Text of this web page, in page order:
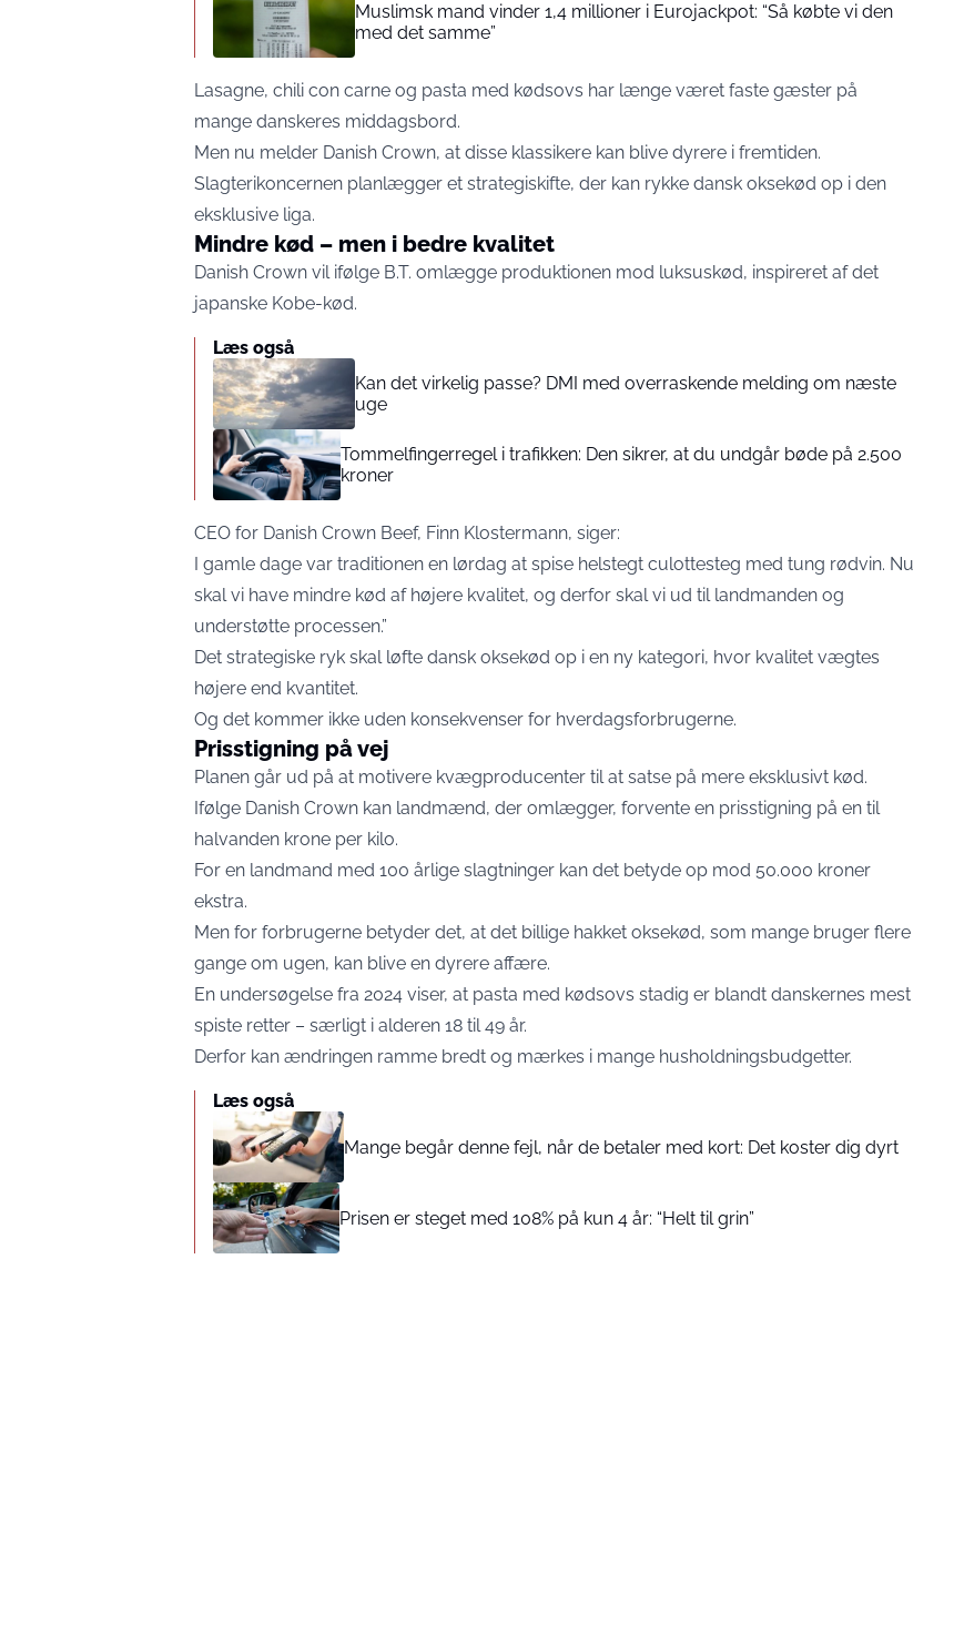
Muslimsk mand vinder 1,4 millioner i Eurojackpot: “Så købte vi den
med det samme”
Lasagne, chili con carne og pasta med kødsovs har længe været faste gæster på
mange danskeres middagsbord.
Men nu melder Danish Crown, at disse klassikere kan blive dyrere i fremtiden.
Slagterikoncernen planlægger et strategiskifte, der kan rykke dansk oksekød op i den
eksklusive liga.
Mindre kød – men i bedre kvalitet
Danish Crown vil ifølge B.T. omlægge produktionen mod luksuskød, inspireret af det
japanske Kobe-kød.
Læs også
Kan det virkelig passe? DMI med overraskende melding om næste
uge
Tommelfingerregel i trafikken: Den sikrer, at du undgår bøde på 2.500
kroner
CEO for Danish Crown Beef, Finn Klostermann, siger:
I gamle dage var traditionen en lørdag at spise helstegt culottesteg med tung rødvin. Nu
skal vi have mindre kød af højere kvalitet, og derfor skal vi ud til landmanden og
understøtte processen.”
Det strategiske ryk skal løfte dansk oksekød op i en ny kategori, hvor kvalitet vægtes
højere end kvantitet.
Og det kommer ikke uden konsekvenser for hverdagsforbrugerne.
Prisstigning på vej
Planen går ud på at motivere kvægproducenter til at satse på mere eksklusivt kød.
Ifølge Danish Crown kan landmænd, der omlægger, forvente en prisstigning på en til
halvanden krone per kilo.
For en landmand med 100 årlige slagtninger kan det betyde op mod 50.000 kroner
ekstra.
Men for forbrugerne betyder det, at det billige hakket oksekød, som mange bruger flere
gange om ugen, kan blive en dyrere affære.
En undersøgelse fra 2024 viser, at pasta med kødsovs stadig er blandt danskernes mest
spiste retter – særligt i alderen 18 til 49 år.
Derfor kan ændringen ramme bredt og mærkes i mange husholdningsbudgetter.
Læs også
Mange begår denne fejl, når de betaler med kort: Det koster dig dyrt
Prisen er steget med 108% på kun 4 år: “Helt til grin”